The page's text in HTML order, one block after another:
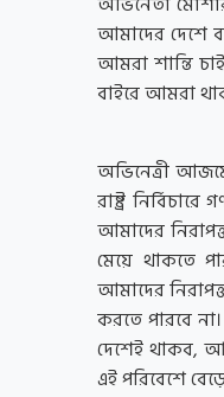
আমাদের দেশে
আমরা শান্তি
বাইরে আমরা
অভিনেত্রী
রাষ্ট্র
আমাদের
মেয়ে থাকতে
আমাদের
করতে পারবে
দেশেই থাকব,
এই পরিবেশে